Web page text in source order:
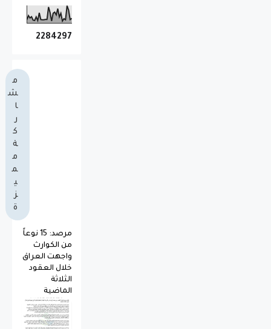
2284297
م
ش
ا
ر
ك
ة
م
م
ي
ز
ة
مرصد: 15 نوعاً
من الكوارث
واجهت العراق
خلال العقود
الثلاثة
الماضية